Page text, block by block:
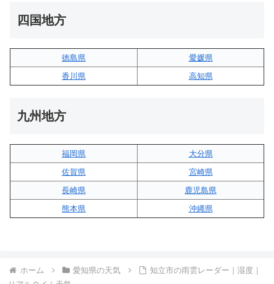
四国地方
徳島県
愛媛県
香川県
高知県
九州地方
福岡県
大分県
佐賀県
宮崎県
長崎県
鹿児島県
熊本県
沖縄県
ホーム 愛知県の天気
知立市の雨雲レーダー｜湿度｜